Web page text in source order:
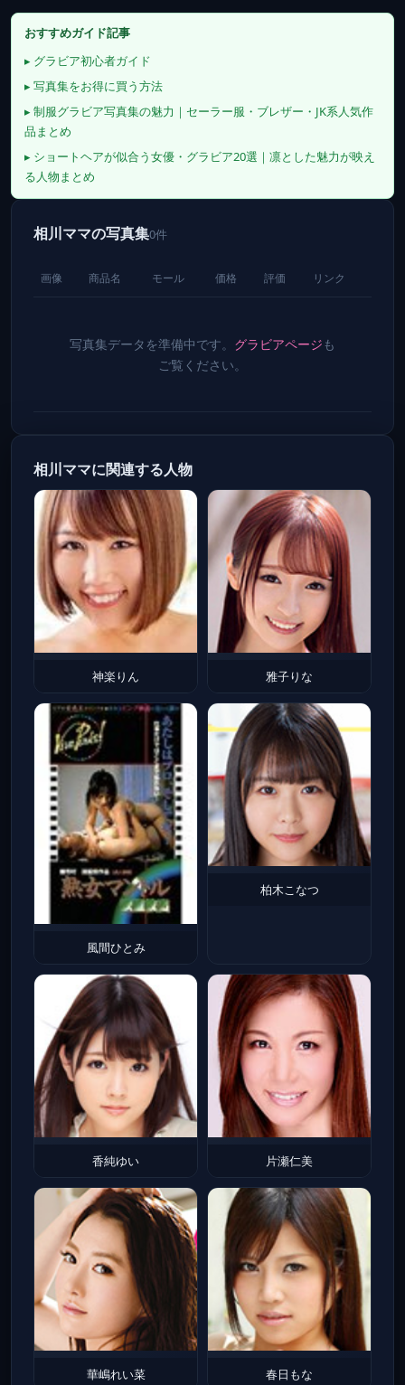
おすすめガイド記事
▸ グラビア初心者ガイド
▸ 写真集をお得に買う方法
▸ 制服グラビア写真集の魅力｜セーラー服・ブレザー・JK系人気作
品まとめ
▸ ショートヘアが似合う女優・グラビア20選｜凛とした魅力が映え
る人物まとめ
相川ママの写真集0件
画像 商品名 モール 価格 評価 リンク
写真集データを準備中です。 グラビアページも
ご覧ください。
相川ママに関連する人物
神楽りん 雅子りな
風間ひとみ
柏木こなつ
香純ゆい 片瀬仁美
華嶋れい菜 春日もな